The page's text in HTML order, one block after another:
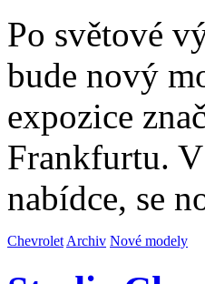
Po světové
bude nový
expozice
Frankfurtu.
nabídce, se
Chevrolet Archiv Nové modely